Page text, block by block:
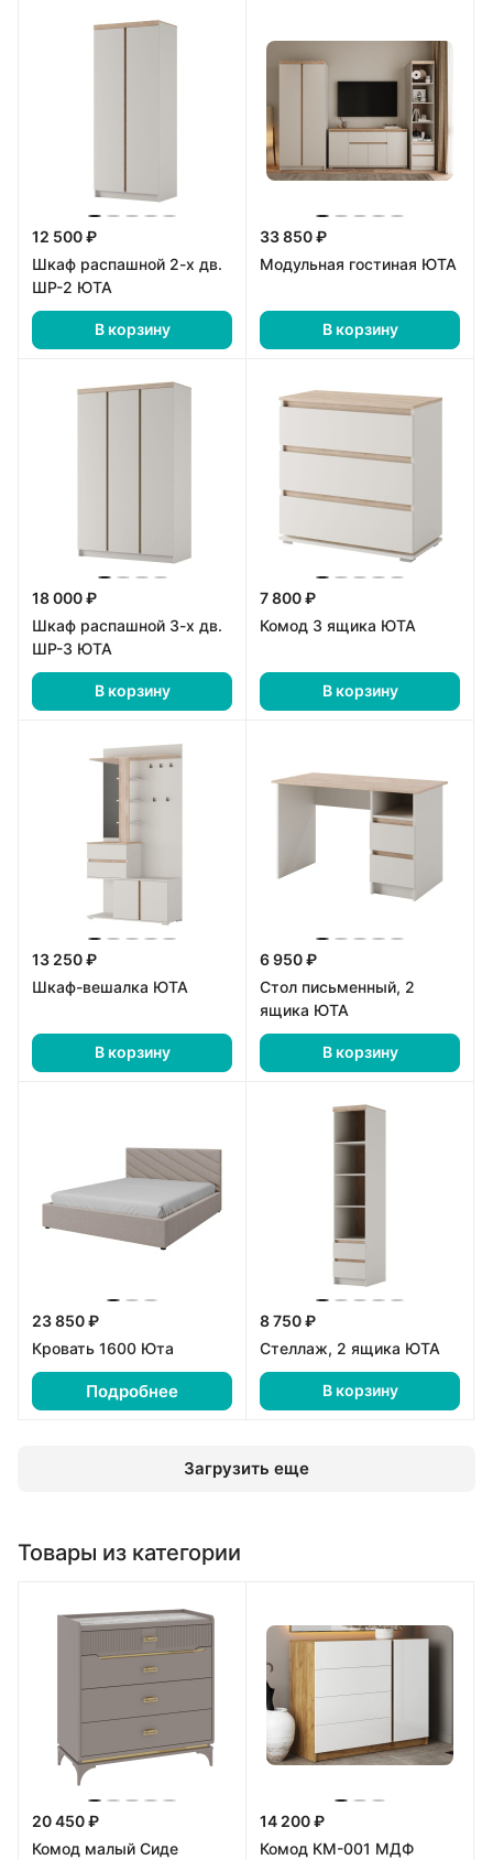
12 500 ₽
Шкаф распашной 2-х дв.
ШР-2 ЮТА
В корзину
33 850 ₽
Модульная гостиная ЮТА
В корзину
18 000 ₽
Шкаф распашной 3-х дв.
ШР-3 ЮТА
В корзину
7 800 ₽
Комод 3 ящика ЮТА
В корзину
13 250 ₽
Шкаф-вешалка ЮТА
В корзину
6 950 ₽
Стол письменный, 2
ящика ЮТА
В корзину
23 850 ₽
Кровать 1600 Юта
Подробнее
8 750 ₽
Стеллаж, 2 ящика ЮТА
В корзину
Загрузить еще
Товары из категории
20 450 ₽
Комод малый Сиде
14 200 ₽
Комод КМ-001 МДФ